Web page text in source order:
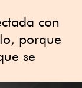
con
porque
se